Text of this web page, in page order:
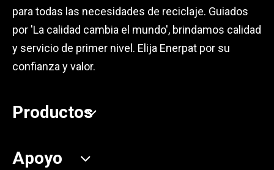
para todas las necesidades de reciclaje. Guiados
por 'La calidad cambia el mundo', brindamos calidad
y servicio de primer nivel. Elija Enerpat por su
confianza y valor.
Productos
Apoyo